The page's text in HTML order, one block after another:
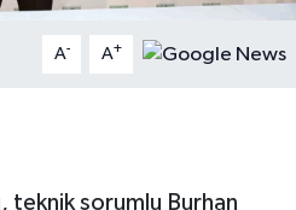
A- A+
teknik sorumlu Burhan